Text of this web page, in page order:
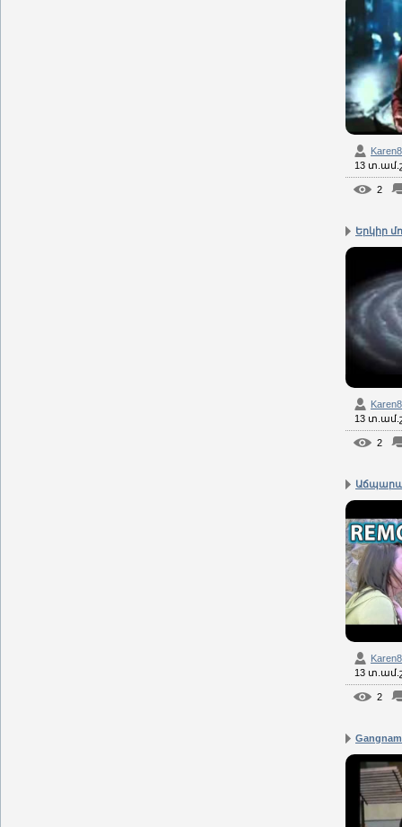
13
2
Երկիր
13
2
13
2